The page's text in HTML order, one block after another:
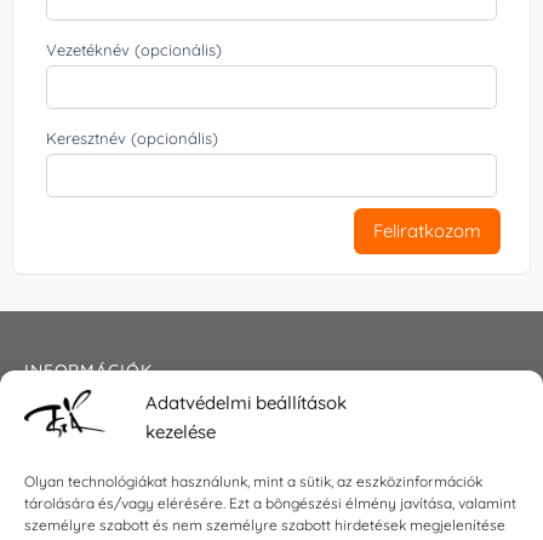
Adatvédelmi beállítások
kezelése
Olyan technológiákat használunk, mint a sütik, az eszközinformációk
tárolására és/vagy elérésére. Ezt a böngészési élmény javítása, valamint
személyre szabott és nem személyre szabott hirdetések megjelenítése
Vezetéknév (opcionális)
Keresztnév (opcionális)
Feliratkozom
INFORMÁCIÓK
Általános szerződési feltételek
Impresszum